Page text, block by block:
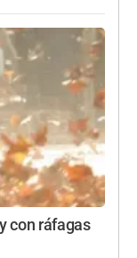
con ráfagas